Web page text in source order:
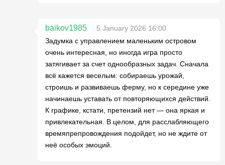
baikov1985
5 January 2026 16:00
Задумка с управлением маленьким островом
очень интересная, но иногда игра просто
затягивает за счет однообразных задач. Сначала
всё кажется веселым: собираешь урожай,
строишь и развиваешь ферму, но к середине уже
начинаешь уставать от повторяющихся действий.
К графике, кстати, претензий нет — она яркая и
привлекательная. В целом, для расслабляющего
времяпрепровождения подойдет, но не ждите от
неё особых эмоций.